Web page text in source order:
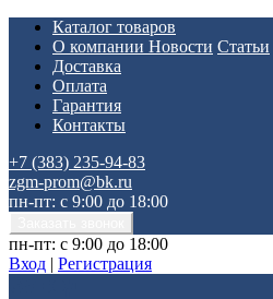
Каталог товаров
О компании Новости Статьи
Доставка
Оплата
Гарантия
Контакты
+7 (383) 235-94-83
zgm-prom@bk.ru
пн-пт: с 9:00 до 18:00
пн-пт: с 9:00 до 18:00
Вход | Регистрация